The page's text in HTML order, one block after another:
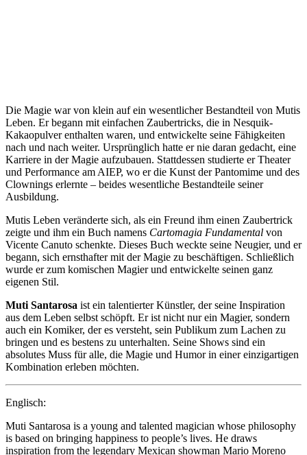
Die Magie war von klein auf ein wesentlicher Bestandteil von Mutis
Leben. Er begann mit einfachen Zaubertricks, die in Nesquik-
Kakaopulver enthalten waren, und entwickelte seine Fähigkeiten
nach und nach weiter. Ursprünglich hatte er nie daran gedacht, eine
Karriere in der Magie aufzubauen. Stattdessen studierte er Theater
und Performance am AIEP, wo er die Kunst der Pantomime und des
Clownings erlernte – beides wesentliche Bestandteile seiner
Ausbildung.
Mutis Leben veränderte sich, als ein Freund ihm einen Zaubertrick
zeigte und ihm ein Buch namens Cartomagia Fundamental von
Vicente Canuto schenkte. Dieses Buch weckte seine Neugier, und er
begann, sich ernsthafter mit der Magie zu beschäftigen. Schließlich
wurde er zum komischen Magier und entwickelte seinen ganz
eigenen Stil.
Muti Santarosa ist ein talentierter Künstler, der seine Inspiration
aus dem Leben selbst schöpft. Er ist nicht nur ein Magier, sondern
auch ein Komiker, der es versteht, sein Publikum zum Lachen zu
bringen und es bestens zu unterhalten. Seine Shows sind ein
absolutes Muss für alle, die Magie und Humor in einer einzigartigen
Kombination erleben möchten.
Englisch:
Muti Santarosa is a young and talented magician whose philosophy
is based on bringing happiness to people’s lives. He draws
inspiration from the legendary Mexican showman Mario Moreno